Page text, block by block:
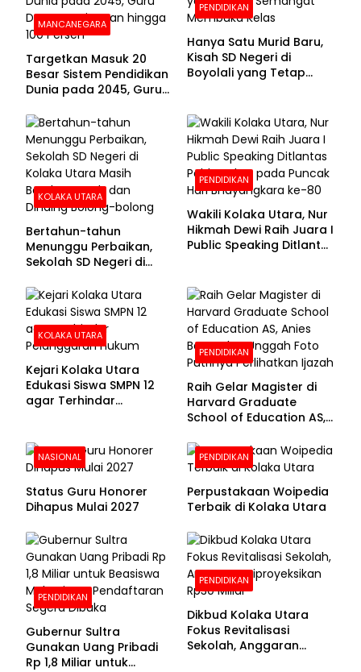
MANCANEGARA
Targetkan Masuk 20
Besar Sistem Pendidikan
Dunia pada 2045, Guru
100 Persen
PENDIDIKAN
Hanya Satu Murid Baru,
Kisah SD Negeri di
Boyolali yang Tetap
KOLAKA UTARA
Bertahun-tahun
Menunggu Perbaikan,
Sekolah SD Negeri di
Beralas Tanah dan
Dinding Bolong-bolong
PENDIDIKAN
Wakili Kolaka Utara, Nur
Hikmah Dewi Raih Juara I
Public Speaking Ditlantas
Bhayangkara ke-80
KOLAKA UTARA
Kejari Kolaka Utara
Edukasi Siswa SMPN 12
agar Terhindar
PENDIDIKAN
Raih Gelar Magister di
Harvard Graduate
School of Education AS,
Foto Putrinya Perlihatkan
Ijazah
NASIONAL
Status Guru Honorer
Dihapus Mulai 2027
PENDIDIKAN
Perpustakaan Woipedia
Terbaik di Kolaka Utara
PENDIDIKAN
Gubernur Sultra
Gunakan Uang Pribadi
Rp 1,8 Miliar untuk
PENDIDIKAN
Dikbud Kolaka Utara
Fokus Revitalisasi
Sekolah, Anggaran